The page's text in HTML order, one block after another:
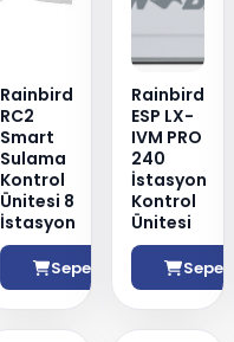
Rainbird
RC2
Smart
Sulama
Kontrol
Ünitesi 8
İstasyon
Sepete Ekle
Rainbird
ESP LX-
IVM PRO
240
İstasyon
Kontrol
Ünitesi